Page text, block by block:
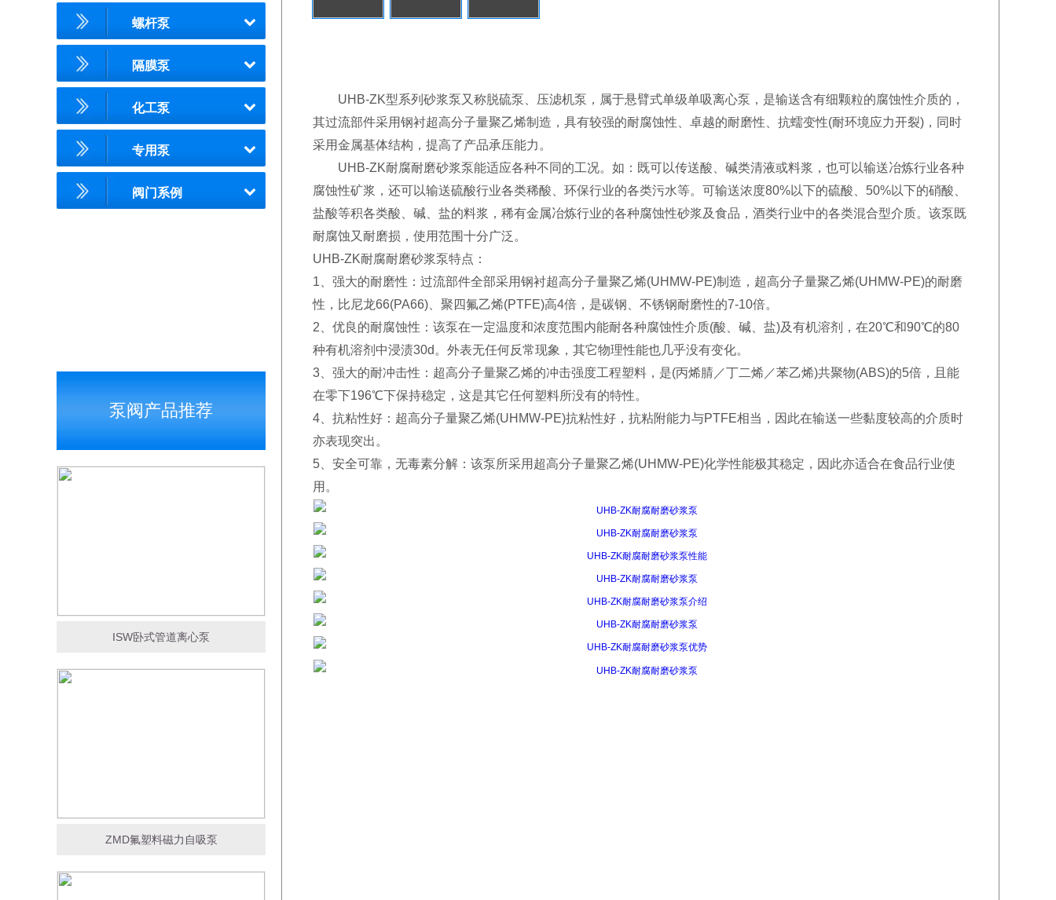
螺杆泵
隔膜泵
化工泵
专用泵
阀门系例
泵阀产品推荐
ISW卧式管道离心泵
ZMD氟塑料磁力自吸泵
UHB-ZK型系列砂浆泵又称脱硫泵、压滤机泵，属于悬臂式单级单吸离心泵，是输送含有细颗粒的腐蚀性介质的，
其过流部件采用钢衬超高分子量聚乙烯制造，具有较强的耐腐蚀性、卓越的耐磨性、抗蠕变性(耐环境应力开裂)，同时
采用金属基体结构，提高了产品承压能力。
UHB-ZK耐腐耐磨砂浆泵能适应各种不同的工况。如：既可以传送酸、碱类清液或料浆，也可以输送冶炼行业各种
腐蚀性矿浆，还可以输送硫酸行业各类稀酸、环保行业的各类污水等。可输送浓度80%以下的硫酸、50%以下的硝酸、
盐酸等积各类酸、碱、盐的料浆，稀有金属冶炼行业的各种腐蚀性砂浆及食品，酒类行业中的各类混合型介质。该泵既
耐腐蚀又耐磨损，使用范围十分广泛。
UHB-ZK耐腐耐磨砂浆泵特点：
1、强大的耐磨性：过流部件全部采用钢衬超高分子量聚乙烯(UHMW-PE)制造，超高分子量聚乙烯(UHMW-PE)的耐磨
性，比尼龙66(PA66)、聚四氟乙烯(PTFE)高4倍，是碳钢、不锈钢耐磨性的7-10倍。
2、优良的耐腐蚀性：该泵在一定温度和浓度范围内能耐各种腐蚀性介质(酸、碱、盐)及有机溶剂，在20℃和90℃的80
种有机溶剂中浸渍30d。外表无任何反常现象，其它物理性能也几乎没有变化。
3、强大的耐冲击性：超高分子量聚乙烯的冲击强度工程塑料，是(丙烯腈／丁二烯／苯乙烯)共聚物(ABS)的5倍，且能
在零下196℃下保持稳定，这是其它任何塑料所没有的特性。
4、抗粘性好：超高分子量聚乙烯(UHMW-PE)抗粘性好，抗粘附能力与PTFE相当，因此在输送一些黏度较高的介质时
亦表现突出。
5、安全可靠，无毒素分解：该泵所采用超高分子量聚乙烯(UHMW-PE)化学性能极其稳定，因此亦适合在食品行业使
用。